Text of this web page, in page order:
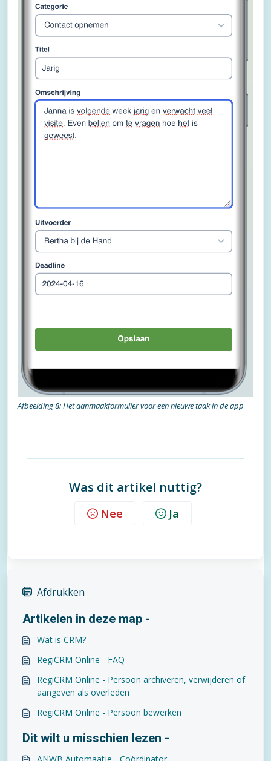
Afbeelding 8: Het aanmaakformulier voor een nieuwe taak in de app
Was dit artikel nuttig?
Nee Ja
Afdrukken
Artikelen in deze map -
Wat is CRM?
RegiCRM Online - FAQ
RegiCRM Online - Persoon archiveren, verwijderen of
aangeven als overleden
RegiCRM Online - Persoon bewerken
Dit wilt u misschien lezen -